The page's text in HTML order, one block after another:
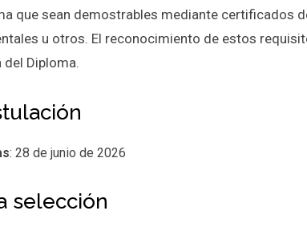
que sean demostrables mediante certificados
u otros. El reconocimiento de estos
Diploma.
: 28 de junio de 2026
selección